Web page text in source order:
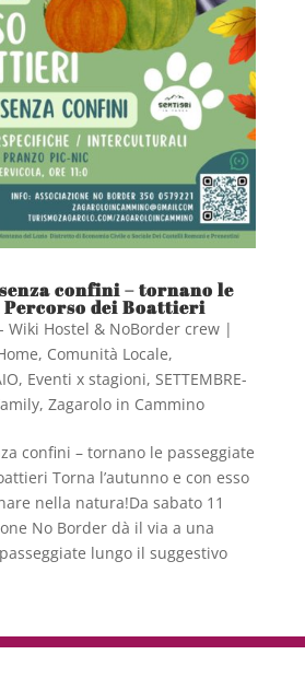
confini – tornano le
Percorso dei Boattieri
Wiki Hostel & NoBorder crew|
, Comunità Locale,
, Eventi x stagioni, SETTEMBRE-
, Zagarolo in Cammino
confini – tornano le passeggiate
Torna l’autunno e con esso
nella natura!Da sabato 11
No Border dà il via a una
lungo il suggestivo